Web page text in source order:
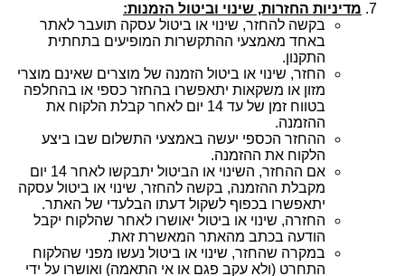
מדיניות החזרות, שינוי וביטול הזמנות:
בקשה להחזר, שינוי או ביטול עסקה תועבר לאתר
באחד מאמצעי ההתקשרות המופיעים בתחתית
התקנון.
החזר, שינוי או ביטול הזמנה של מוצרים שאינם מוצרי
מזון או משקאות יתאפשרו בהחזר כספי או בהחלפה
בטווח זמן של עד 14 יום לאחר קבלת הלקוח את
ההזמנה.
ההחזר הכספי יעשה באמצעי התשלום שבו ביצע
הלקוח את ההזמנה.
אם ההחזר, השינוי או הביטול יתבקשו לאחר 14 יום
מקבלת ההזמנה, בקשה להחזר, שינוי או ביטול עסקה
יתאפשרו בכפוף לשקול דעתו הבלעדי של האתר.
החזרה, שינוי או ביטול יאושרו לאחר שהלקוח יקבל
הודעה בכתב מהאתר המאשרת זאת.
במקרה שהחזר, שינוי או ביטול נעשו מפני שהלקוח
התחרט (ולא עקב פגם או אי התאמה) ואושרו על ידי